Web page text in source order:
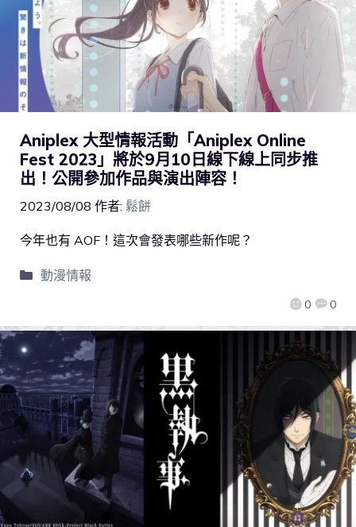
Aniplex 大型情報活動「Aniplex Online
Fest 2023」將於9月10日線下線上同步推
出！公開參加作品與演出陣容！
2023/08/08 作者: 鬆餅
0 0
今年也有 AOF！這次會發表哪些新作呢？
動漫情報